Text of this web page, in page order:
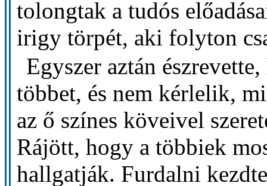
tolongtak a tudós
irigy törpét, aki folyton
Egyszer aztán
többet, és nem kérlelik,
az ő színes köveivel
Rájött, hogy a többiek
hallgatják. Furdalni